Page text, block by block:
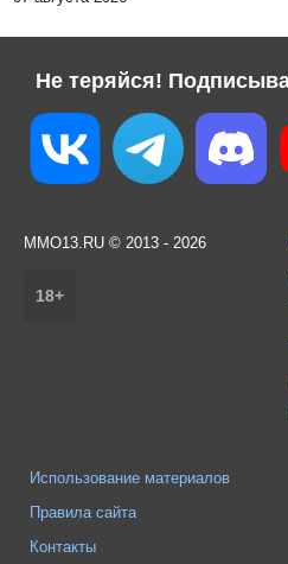
Не теряйся!
MMO13.RU © 2013 - 2026
18+
Использование материалов
Правила сайта
Контакты